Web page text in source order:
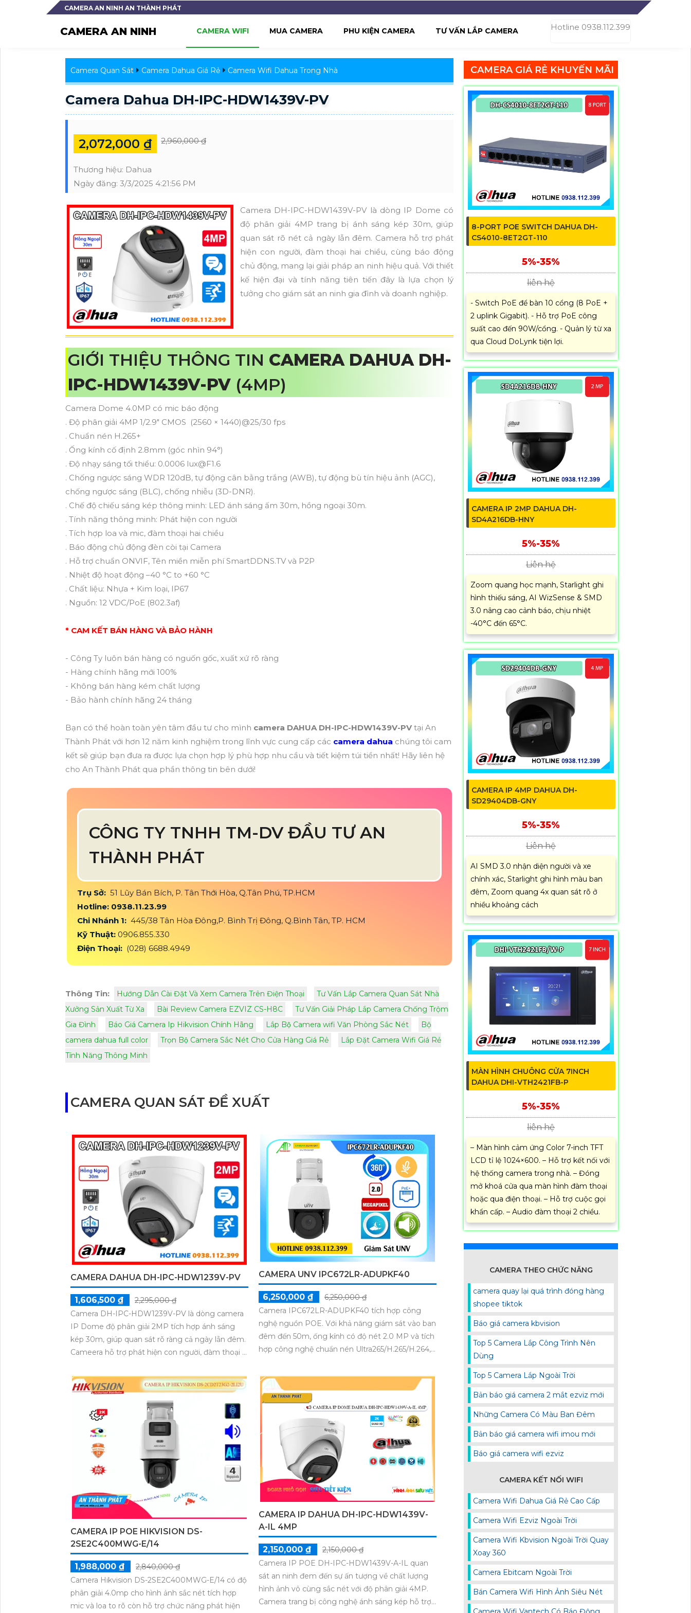
CAMERA AN NINH AN THÀNH PHÁT
CAMERA AN NINH Hotline 0938.112.399
CAMERA WIFI MUA CAMERA PHU KIỆN CAMERA TƯ VẤN LẮP CAMERA
Camera Quan Sát Camera Dahua Giá Rẻ Camera Wifi Dahua Trong Nhà
Camera Dahua DH-IPC-HDW1439V-PV
2,072,000 ₫ 2,960,000 ₫
Thương hiệu: Dahua
Ngày đăng: 3/3/2025 4:21:56 PM
Camera DH-IPC-HDW1439V-PV là dòng IP Dome có
độ phân giải 4MP trang bị ánh sáng kép 30m, giúp
quan sát rõ nét cả ngày lẫn đêm. Camera hỗ trợ phát
hiện con người, đàm thoại hai chiều, cùng báo động
chủ động, mang lại giải pháp an ninh hiệu quả. Với thiết
kế hiện đại và tính năng tiên tiến đây là lựa chọn lý
tưởng cho giám sát an ninh gia đình và doanh nghiệp.
GIỚI THIỆU THÔNG TIN CAMERA DAHUA DH-
IPC-HDW1439V-PV (4MP)
Camera Dome 4.0MP có mic báo động
. Độ phân giải 4MP 1/2.9" CMOS (2560 × 1440)@25/30 fps
. Chuẩn nén H.265+
. Ống kính cố định 2.8mm (góc nhìn 94°)
. Độ nhạy sáng tối thiểu: 0.0006 lux@F1.6
. Chống ngược sáng WDR 120dB, tự động cân bằng trắng (AWB), tự động bù tín hiệu ảnh (AGC),
chống ngược sáng (BLC), chống nhiễu (3D-DNR).
. Chế độ chiếu sáng kép thông minh: LED ánh sáng ấm 30m, hồng ngoại 30m.
. Tính năng thông minh: Phát hiện con người
. Tích hợp loa và mic, đàm thoại hai chiều
. Báo động chủ động đèn còi tại Camera
. Hỗ trợ chuẩn ONVIF, Tên miền miễn phí SmartDDNS.TV và P2P
. Nhiệt độ hoạt động –40 °C to +60 °C
. Chất liệu: Nhựa + Kim loại, IP67
. Nguồn: 12 VDC/PoE (802.3af)
* CAM KẾT BÁN HÀNG VÀ BẢO HÀNH
- Công Ty luôn bán hàng có nguốn gốc, xuất xứ rõ ràng
- Hàng chính hãng mới 100%
- Không bán hàng kém chất lượng
- Bảo hành chính hãng 24 tháng
Bạn có thể hoàn toàn yên tâm đầu tư cho mình camera DAHUA DH-IPC-HDW1439V-PV tại An
Thành Phát với hơn 12 năm kinh nghiệm trong lĩnh vực cung cấp các camera dahua chúng tôi cam
kết sẽ giúp bạn đưa ra được lựa chọn hợp lý phù hợp nhu cầu và tiết kiệm túi tiền nhất! Hãy liên hệ
cho An Thành Phát qua phần thông tin bên dưới!
CÔNG TY TNHH TM-DV ĐẦU TƯ AN
THÀNH PHÁT
Trụ Sở: 51 Lũy Bán Bích, P. Tân Thới Hòa, Q.Tân Phú, TP.HCM
Hotline: 0938.11.23.99
Chi Nhánh 1: 445/38 Tân Hòa Đông,P. Bình Trị Đông, Q.Bình Tân, TP. HCM
Kỹ Thuật: 0906.855.330
Điện Thoại: (028) 6688.4949
Thông Tin: Hướng Dẫn Cài Đặt Và Xem Camera Trên Điện Thoại
Tư Vấn Lắp Camera Quan Sát Nhà
Xưởng Sản Xuất Từ Xa
Bài Review Camera EZVIZ CS-H8C
Tư Vấn Giải Pháp Lắp Camera Chống Trộm
Gia Đình
Báo Giá Camera Ip Hikvision Chính Hãng Lắp Bộ Camera wifi Văn Phòng Sắc Nét
Bộ
camera dahua full color
Trọn Bộ Camera Sắc Nét Cho Cửa Hàng Giá Rẻ
Lắp Đặt Camera Wifi Giá Rẻ
Tính Năng Thông Minh
CAMERA QUAN SÁT ĐỀ XUẤT
CAMERA DAHUA DH-IPC-HDW1239V-PV
1,606,500 ₫
2,295,000 ₫
Camera DH-IPC-HDW1239V-PV là dòng camera
IP Dome độ phân giải 2MP tích hợp ánh sáng
kép 30m, giúp quan sát rõ ràng cả ngày lẫn đêm.
Cameera hỗ trợ phát hiện con người, đàm thoại 2
ninh hiệu quả. Đây là lựa chọn lý tưởng cho giám
sát gia đình, văn phòng và cửa hàng.
CAMERA UNV IPC672LR-ADUPKF40
6,250,000 ₫
6,250,000 ₫
Camera IPC672LR-ADUPKF40 tích hợp công
nghệ nguồn POE. Với khả năng giám sát vào ban
đêm đến 50m, ống kính có độ nét 2.0 MP và tích
hợp công nghệ chuẩn nén Ultra265/H.265/H.264,
trực tiếp trên camera
CAMERA IP POE HIKVISION DS-
2SE2C400MWG-E/14
1,988,000 ₫
2,840,000 ₫
Camera Hikvision DS-2SE2C400MWG-E/14 có độ
phân giải 4.0mp cho hình ảnh sắc nét tích hợp
mic và loa to rõ còn hỗ trợ chức năng phát hiện
CAMERA IP DAHUA DH-IPC-HDW1439V-
A-IL 4MP
2,150,000 ₫
2,150,000 ₫
Camera IP POE DH-IPC-HDW1439V-A-IL quan
sát an ninh đem đến sự ấn tượng về chất lượng
hình ảnh vô cùng sắc nét với độ phân giải 4MP.
Camera trang bị công nghệ ánh sáng kép hỗ trợ
CAMERA GIÁ RẺ KHUYẾN MÃI
8-PORT POE SWITCH DAHUA DH-
CS4010-8ET2GT-110
5%-35%
liên hệ
- Switch PoE để bàn 10 cổng (8 PoE +
2 uplink Gigabit). - Hỗ trợ PoE công
suất cao đến 90W/cổng. - Quản lý từ xa
qua Cloud DoLynk tiện lợi.
CAMERA IP 2MP DAHUA DH-
SD4A216DB-HNY
5%-35%
Liên hệ
Zoom quang học mạnh, Starlight ghi
hình thiếu sáng, AI WizSense & SMD
3.0 nâng cao cảnh báo, chịu nhiệt
-40°C đến 65°C.
CAMERA IP 4MP DAHUA DH-
SD29404DB-GNY
5%-35%
Liên hệ
AI SMD 3.0 nhận diện người và xe
chính xác, Starlight ghi hình màu ban
đêm, Zoom quang 4x quan sát rõ ở
nhiều khoảng cách
MÀN HÌNH CHUÔNG CỬA 7INCH
DAHUA DHI-VTH2421FB-P
5%-35%
liên hệ
– Màn hình cảm ứng Color 7-inch TFT
LCD tỉ lệ 1024×600. – Hỗ trợ kết nối với
hệ thống camera trong nhà. – Đóng
mở khoá cửa qua màn hình đàm thoại
hoặc qua điện thoại. – Hỗ trợ cuộc gọi
khẩn cấp. – Audio đàm thoại 2 chiều.
CAMERA THEO CHỨC NĂNG
camera quay lại quá trình đóng hàng
shopee tiktok
Báo giá camera kbvision
Top 5 Camera Lắp Công Trình Nên
Dùng
Top 5 Camera Lắp Ngoài Trời
Bản báo giá camera 2 mắt ezviz mới
Những Camera Có Màu Ban Đêm
Bản báo giá camera wifi imou mới
Báo giá camera wifi ezviz
CAMERA KẾT NỐI WIFI
Camera Wifi Dahua Giá Rẻ Cao Cấp
Camera Wifi Ezviz Ngoài Trời
Camera Wifi Kbvision Ngoài Trời Quay
Xoay 360
Camera Ebitcam Ngoài Trời
Bán Camera Wifi Hình Ảnh Siêu Nét